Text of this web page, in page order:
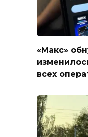
«Макс»
всех